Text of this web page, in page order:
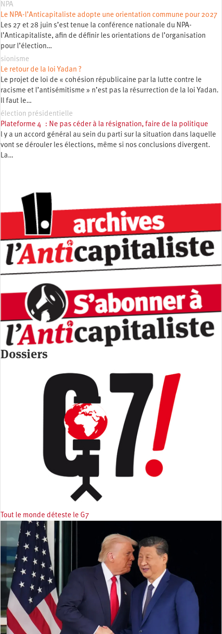
NPA
Le NPA-l’Anticapitaliste adopte une orientation commune pour 2027
Les 27 et 28 juin s’est tenue la conférence nationale du NPA-
l’Anticapitaliste, afin de définir les orientations de l’organisation
pour l’élection…
sionisme
Le retour de la loi Yadan ?
Le projet de loi de « cohésion républicaine par la lutte contre le
racisme et l’antisémitisme » n’est pas la résurrection de la loi Yadan.
Il faut le…
élection présidentielle
Plateforme 4 : Ne pas céder à la résignation, faire de la politique
l y a un accord général au sein du parti sur la situation dans laquelle
vont se dérouler les élections, même si nos conclusions divergent.
La…
Dossiers
Tout le monde déteste le G7